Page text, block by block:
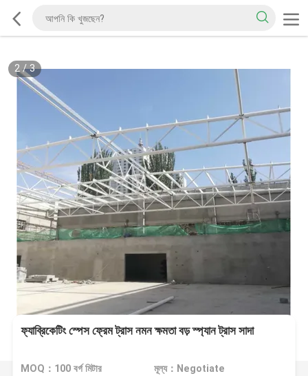
2/3
ফ্যাব্রিকেটিং স্পেস ফ্রেম ট্রাস নমন ক্ষমতা বড় স্প্যান ট্রাস সাদা
MOQ：100 বর্গ মিটার মূল্য：Negotiate